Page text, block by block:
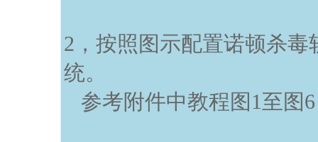
2，按照图示配置诺顿杀
统。
参考附件中教程图1至